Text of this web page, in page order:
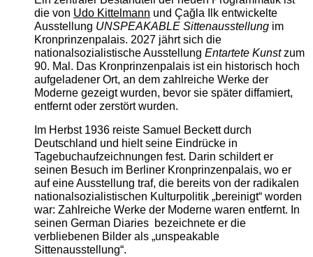
die von Udo Kittelmann und Çağla Ilk entwickelte
Ausstellung UNSPEAKABLE Sittenausstellungim
Kronprinzenpalais. 2027 jährt sich die
nationalsozialistische Ausstellung Entartete Kunstzum
90. Mal. Das Kronprinzenpalais ist ein historisch hoch
aufgeladener Ort, an dem zahlreiche Werke der
Moderne gezeigt wurden, bevor sie später diffamiert,
entfernt oder zerstört wurden.
Im Herbst 1936 reiste Samuel Beckett durch
Deutschland und hielt seine Eindrücke in
Tagebuchaufzeichnungen fest. Darin schildert er
seinen Besuch im Berliner Kronprinzenpalais, wo er
auf eine Ausstellung traf, die bereits von der radikalen
nationalsozialistischen Kulturpolitik „bereinigt“ worden
war: Zahlreiche Werke der Moderne waren entfernt. In
seinen German Diaries bezeichnete er die
verbliebenen Bilder als „unspeakable
Sittenausstellung“.